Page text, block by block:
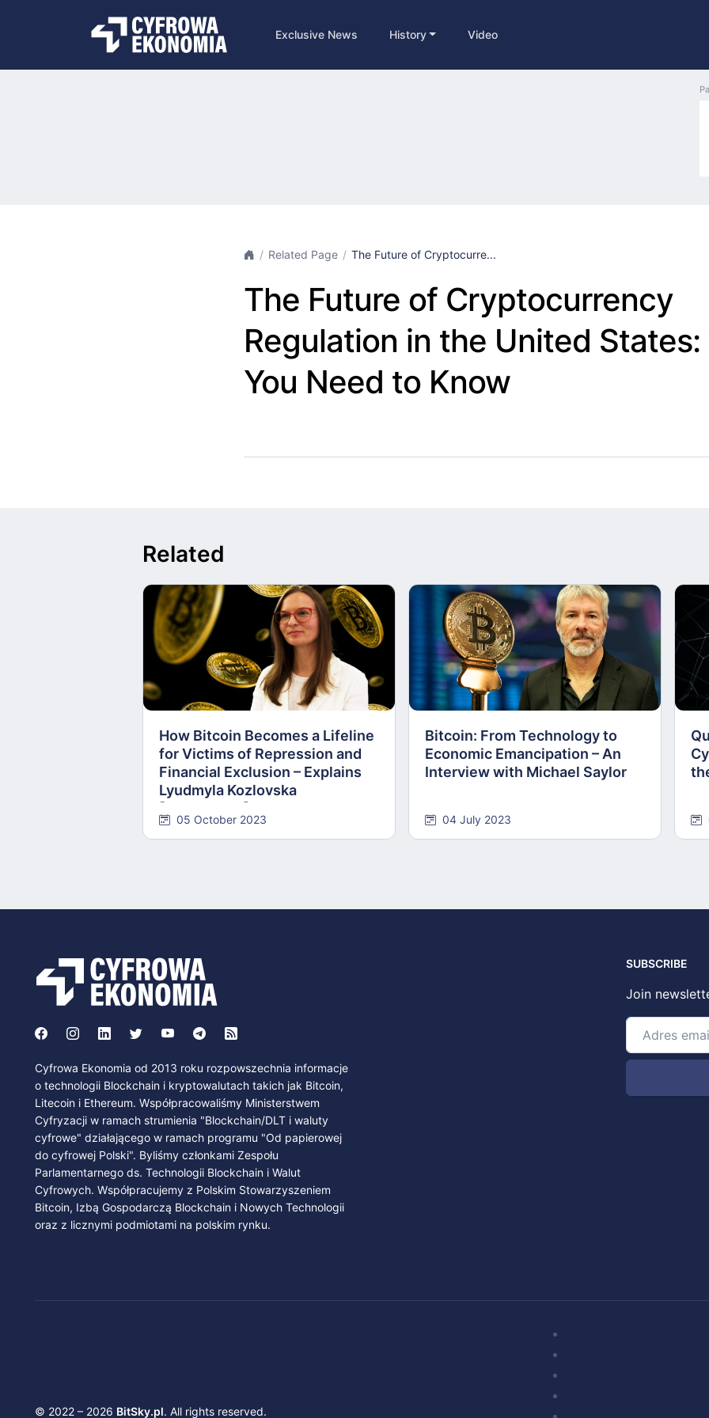
Exclusive News History Video
Related Page The Future of Cryptocurre...
The Future of Cryptocurrency
Regulation in the United
You Need to Know
Related
How Bitcoin Becomes a Lifeline
for Victims of Repression and
Financial Exclusion – Explains
Lyudmyla Kozlovska
05 October 2023
Bitcoin: From Technology to
Economic Emancipation – An
Interview with Michael Saylor
04 July 2023
Cyfrowa Ekonomia od 2013 roku rozpowszechnia informacje
o technologii Blockchain i kryptowalutach takich jak Bitcoin,
Litecoin i Ethereum. Współpracowaliśmy Ministerstwem
Cyfryzacji w ramach strumienia "Blockchain/DLT i waluty
cyfrowe" działającego w ramach programu "Od papierowej
do cyfrowej Polski". Byliśmy członkami Zespołu
Parlamentarnego ds. Technologii Blockchain i Walut
Cyfrowych. Współpracujemy z Polskim Stowarzyszeniem
Bitcoin, Izbą Gospodarczą Blockchain i Nowych Technologii
oraz z licznymi podmiotami na polskim rynku.
SUBSCRIBE
Join
© 2022 – 2026 BitSky.pl. All rights reserved.